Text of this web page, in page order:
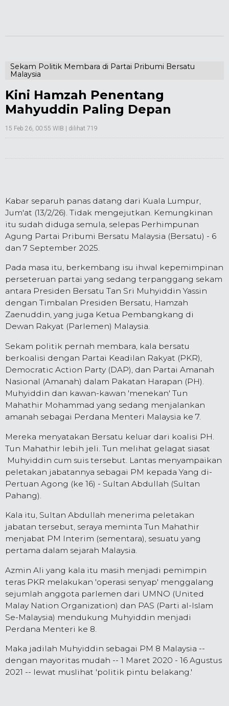
Sekam Politik Membara di Partai Pribumi Bersatu
Malaysia
Kini Hamzah Penentang
Mahyuddin Paling Depan
15 Feb 26, 00:55 WIB | dilihat 719
Kabar separuh panas datang dari Kuala Lumpur,
Jum'at (13/2/26). Tidak mengejutkan. Kemungkinan
itu sudah diduga semula, selepas Perhimpunan
Agung Partai Pribumi Bersatu Malaysia (Bersatu) - 6
dan 7 September 2025.
Pada masa itu, berkembang isu ihwal kepemimpinan
perseteruan partai yang sedang terpanggang sekam
antara Presiden Bersatu Tan Sri Muhyiddin Yassin
dengan Timbalan Presiden Bersatu, Hamzah
Zaenuddin, yang juga Ketua Pembangkang di
Dewan Rakyat (Parlemen) Malaysia.
Sekam politik pernah membara, kala bersatu
berkoalisi dengan Partai Keadilan Rakyat (PKR),
Democratic Action Party (DAP), dan Partai Amanah
Nasional (Amanah) dalam Pakatan Harapan (PH).
Muhyiddin dan kawan-kawan 'menekan' Tun
Mahathir Mohammad yang sedang menjalankan
amanah sebagai Perdana Menteri Malaysia ke 7.
Mereka menyatakan Bersatu keluar dari koalisi PH.
Tun Mahathir lebih jeli. Tun melihat gelagat siasat
Muhyiddin cum suis tersebut. Lantas menyampaikan
peletakan jabatannya sebagai PM kepada Yang di-
Pertuan Agong (ke 16) - Sultan Abdullah (Sultan
Pahang).
Kala itu, Sultan Abdullah menerima peletakan
jabatan tersebut, seraya meminta Tun Mahathir
menjabat PM Interim (sementara), sesuatu yang
pertama dalam sejarah Malaysia.
Azmin Ali yang kala itu masih menjadi pemimpin
teras PKR melakukan 'operasi senyap' menggalang
sejumlah anggota parlemen dari UMNO (United
Malay Nation Organization) dan PAS (Parti al-Islam
Se-Malaysia) mendukung Muhyiddin menjadi
Perdana Menteri ke 8.
Maka jadilah Muhyiddin sebagai PM 8 Malaysia --
dengan mayoritas mudah -- 1 Maret 2020 - 16 Agustus
2021 -- lewat muslihat 'politik pintu belakang.'